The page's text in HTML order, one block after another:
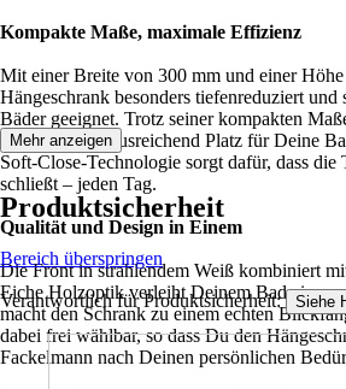
Kompakte Maße, maximale Effizienz
Mit einer Breite von 300 mm und einer
Hängeschrank besonders tiefenreduziert
Bäder geeignet. Trotz seiner kompakten
Einlegeböden ausreichend Platz für Deine
Soft-Close-Technologie sorgt dafür, dass die
schließt – jeden Tag.
Qualität und Design in Einem
Die Front in strahlendem Weiß kombiniert
Eiche Holzoptik verleiht Deinem Bad eine
macht den Schrank zu einem echten
dabei frei wählbar, so dass Du den
Fackelmann nach Deinen persönlichen
Mehr anzeigen
Produktsicherheit
Bereich überspringen
Verantwortlich für Produktsicherheit: Siehe